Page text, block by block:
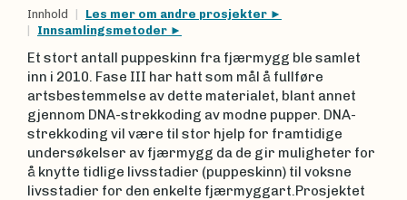
Innhold
Les mer om andre prosjekter
Innsamlingsmetoder
Et stort antall puppeskinn fra fjærmygg ble samlet
inn i 2010. Fase III har hatt som mål å fullføre
artsbestemmelse av dette materialet, blant annet
gjennom DNA-strekkoding av modne pupper. DNA-
strekkoding vil være til stor hjelp for framtidige
undersøkelser av fjærmygg da de gir muligheter for
å knytte tidlige livsstadier (puppeskinn) til voksne
livsstadier for den enkelte fjærmyggart.Prosjektet